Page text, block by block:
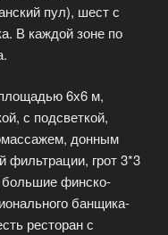
пул), шест с
В каждой зоне по
6х6 м,
с подсветкой,
донным
фильтрации, грот 3*3
финско-
банщика-
ресторан с